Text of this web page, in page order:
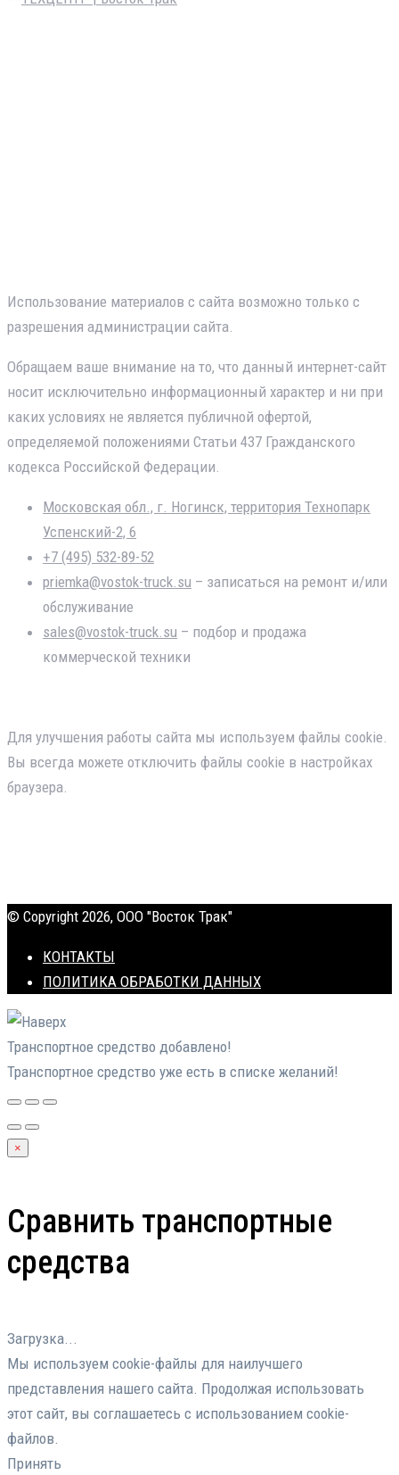
Использование материалов с сайта возможно только с
разрешения администрации сайта.
Обращаем ваше внимание на то, что данный интернет-сайт
носит исключительно информационный характер и ни при
каких условиях не является публичной офертой,
определяемой положениями Статьи 437 Гражданского
кодекса Российской Федерации.
Московская обл., г. Ногинск, территория Технопарк
Успенский-2, 6
+7 (495) 532-89-52
priemka@vostok-truck.su – записаться на ремонт и/или
обслуживание
sales@vostok-truck.su – подбор и продажа
коммерческой техники
Для улучшения работы сайта мы используем файлы cookie.
Вы всегда можете отключить файлы cookie в настройках
браузера.
© Copyright 2026, ООО "Восток Трак"
КОНТАКТЫ
ПОЛИТИКА ОБРАБОТКИ ДАННЫХ
Транспортное средство добавлено!
Транспортное средство уже есть в списке желаний!
×
Сравнить транспортные
средства
Загрузка...
Мы используем cookie-файлы для наилучшего
представления нашего сайта. Продолжая использовать
этот сайт, вы соглашаетесь с использованием cookie-
файлов.
Принять